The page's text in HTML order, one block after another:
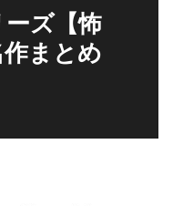
ーズ【怖
まとめ